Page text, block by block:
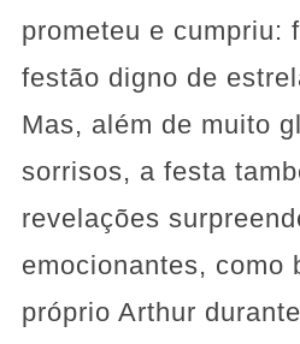
prometeu e cumpriu:
festão digno de
Mas, além de muito
sorrisos, a festa
revelações
emocionantes, como
próprio Arthur